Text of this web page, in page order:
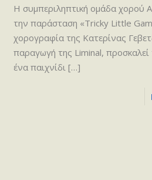
H συμπεριληπτική ομάδα χορού
την παράσταση «Tricky Little
χορογραφία της Κατερίνας
παραγωγή της Liminal, προσκαλεί
ένα παιχνίδι […]